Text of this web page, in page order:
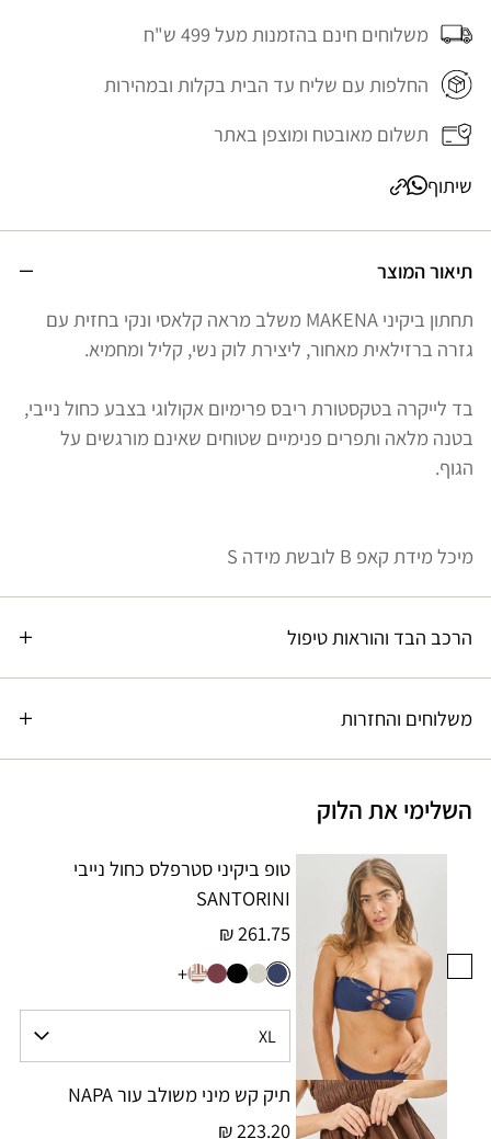
משלוחים חינם בהזמנות מעל 499 ש"ח
החלפות עם שליח עד הבית בקלות ובמהירות
תשלום מאובטח ומוצפן באתר
שיתוף
תיאור המוצר
תחתון ביקיני MAKENA משלב מראה קלאסי ונקי בחזית עם
גזרה ברזילאית מאחור, ליצירת לוק נשי, קליל ומחמיא.
בד לייקרה בטקסטורת ריבס פרימיום אקולוגי בצבע כחול נייבי,
בטנה מלאה ותפרים פנימיים שטוחים שאינם מורגשים על
הגוף.
מיכל מידת קאפ B לובשת מידה S
הרכב הבד והוראות טיפול
משלוחים והחזרות
השלימי את הלוק
טופ ביקיני סטרפלס כחול נייבי
SANTORINI
261.75 ₪
+
תיק קש מיני משולב עור NAPA
223.20 ₪